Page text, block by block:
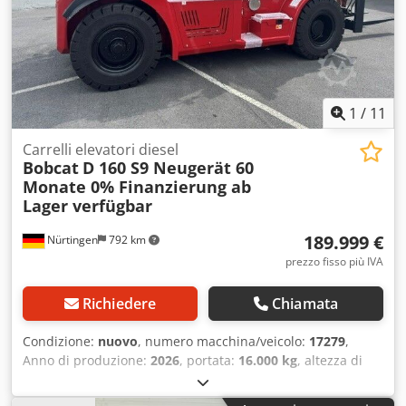
1 / 11
Nürtingen 792 km
Carrelli elevatori diesel
Bobcat D 160 S9 Neugerät 60
Monate 0% Finanzierung ab
Lager verfügbar
189.999 €
prezzo fisso più IVA
Richiedere Chiamata
Condizione: nuovo, numero macchina/veicolo: 17279,
Anno di produzione: 2026, portata: 16.000 kg, altezza di
, sollevamento libero:
baricentro del carico:600 mm, tipo di carburante:diesel,